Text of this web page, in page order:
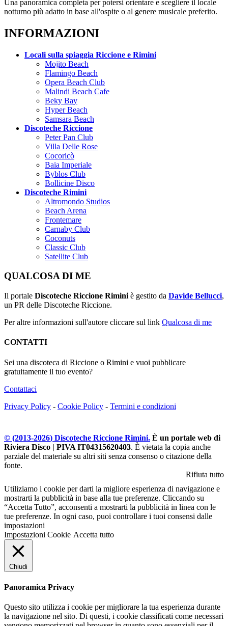
Una panoramica completa per potersi orientare e scegliere il locale
notturno più adatto in base all'ospite o al genere musicale preferito.
INFORMAZIONI
Locali sulla spiaggia Riccione e Rimini
Mojito Beach
Flamingo Beach
Opera Beach Club
Malindi Beach Cafe
Beky Bay
Hyper Beach
Samsara Beach
Discoteche Riccione
Peter Pan Club
Villa Delle Rose
Cocoricò
Baia Imperiale
Byblos Club
Bollicine Disco
Discoteche Rimini
Altromondo Studios
Beach Arena
Frontemare
Carnaby Club
Coconuts
Classic Club
Satellite Club
QUALCOSA DI ME
Il portale Discoteche Riccione Rimini è gestito da Davide Bellucci,
un PR delle Discoteche Riccione.
Per altre informazioni sull'autore cliccare sul link Qualcosa di me
CONTATTI
Sei una discoteca di Riccione o Rimini e vuoi pubblicare
gratuitamente il tuo evento?
Contattaci
Privacy Policy - Cookie Policy - Termini e condizioni
© (2013-2026) Discoteche Riccione Rimini. È un portale web di
Riviera Disco | PIVA IT04315620403. È vietata la copia anche
parziale del materiale su altri siti senza consenso o citazione della
fonte.
Rifiuta tutto
Utiliziamo i cookie per darti la migliore esperienza di navigazione e
mostrarti la pubblicità in base alla tue preferenze. Cliccando su
“Accetta Tutto”, acconsenti a mostrarti la pubblicità in linea con le
tue preferenze. In ogni caso, puoi controllare i tuoi consensi dalle
impostazioni
Impostazioni Cookie Accetta tutto
Chiudi
Panoramica Privacy
Questo sito utilizza i cookie per migliorare la tua esperienza durante
la navigazione nel sito. Di questi, i cookie classificati come necessari